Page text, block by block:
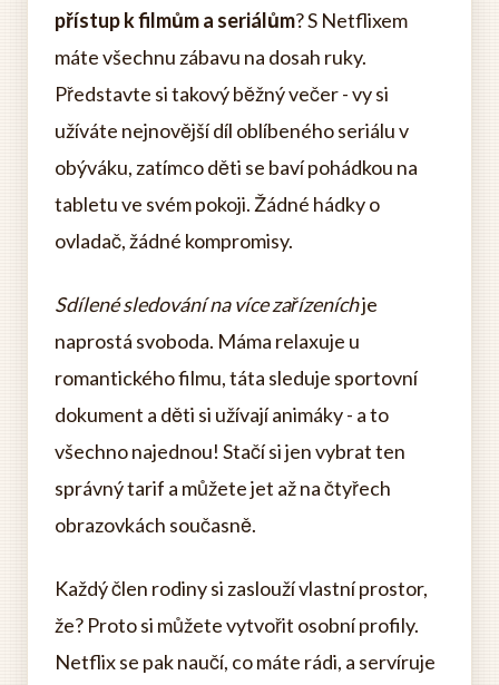
přístup k filmům a seriálům? S Netflixem
máte všechnu zábavu na dosah ruky.
Představte si takový běžný večer - vy si
užíváte nejnovější díl oblíbeného seriálu v
obýváku, zatímco děti se baví pohádkou na
tabletu ve svém pokoji. Žádné hádky o
ovladač, žádné kompromisy.
Sdílené sledování na více zařízeníchje
naprostá svoboda. Máma relaxuje u
romantického filmu, táta sleduje sportovní
dokument a děti si užívají animáky - a to
všechno najednou! Stačí si jen vybrat ten
správný tarif a můžete jet až na čtyřech
obrazovkách současně.
Každý člen rodiny si zaslouží vlastní prostor,
že? Proto si můžete vytvořit osobní profily.
Netflix se pak naučí, co máte rádi, a servíruje